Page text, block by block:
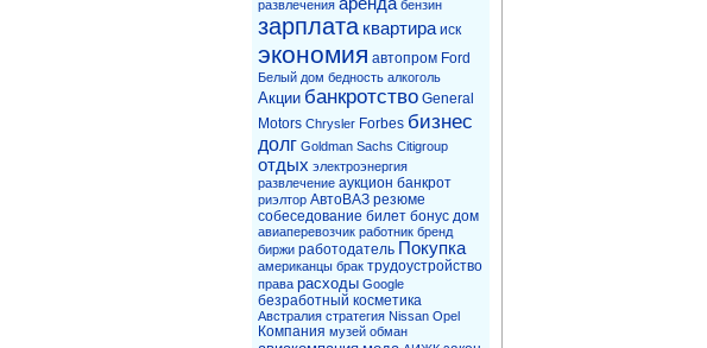
развлечения бензин
зарплата квартира иск
экономия автопром Ford
Белый дом бедность алкоголь
Акции банкротство General
Motors Chrysler Forbes бизнес
долг Goldman Sachs Citigroup
отдых электроэнергия
развлечение аукцион банкрот
риэлтор АвтоВАЗ резюме
собеседование билет бонус дом
авиаперевозчик работник бренд
биржи работодатель Покупка
американцы брак трудоустройство
права расходы Google
безработный косметика
Австралия стратегия Nissan Opel
Компания музей обман